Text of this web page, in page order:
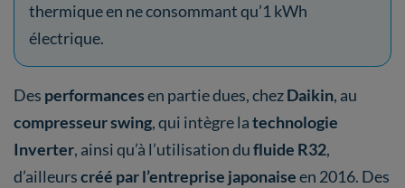
thermique en ne consommant qu’1 kWh
électrique.
Des performancesen partie dues, chezDaikin, au
compresseur swing, qui intègre latechnologie
Inverter, ainsi qu’à l’utilisation dufluide R32,
d’ailleurscréé par l’entreprise japonaiseen 2016. Des